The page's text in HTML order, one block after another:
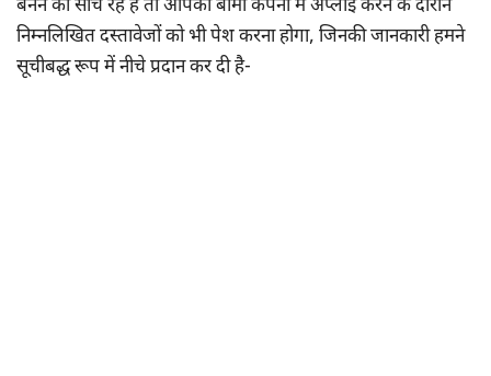
बनने का सोच रहे हैं तो आपको बीमा कंपनी में अप्लाई करने के दौरान
निम्नलिखित दस्तावेजों को भी पेश करना होगा, जिनकी जानकारी हमने
सूचीबद्ध रूप में नीचे प्रदान कर दी है-